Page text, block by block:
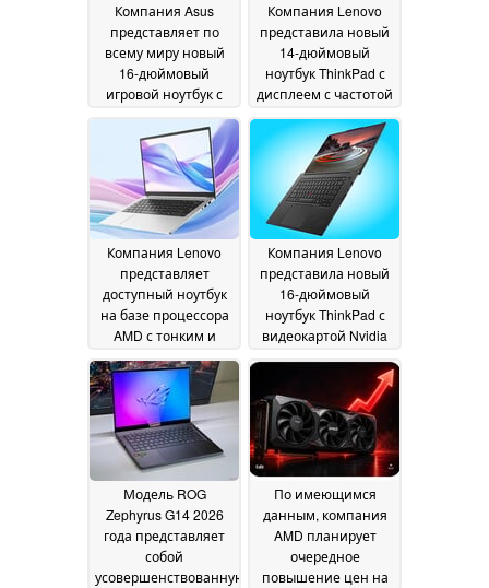
Компания Asus
представляет по
всему миру новый
16-дюймовый
игровой ноутбук с
обновления 165 Гц и
видеокартами
мощностью 85 Вт26
June 2026
Компания Lenovo
представила новый
14-дюймовый
ноутбук ThinkPad с
дисплеем с частотой
двумя слотами для
SSD-накопителей26
June 2026
Компания Lenovo
представляет
доступный ноутбук
на базе процессора
AMD с тонким и
26
June 2026
Компания Lenovo
представила новый
16-дюймовый
ноутбук ThinkPad с
видеокартой Nvidia
объемом 12 ГБ и 64
ГБ оперативной
памяти LPCAMM2
June 2026
Модель ROG
Zephyrus G14 2026
года представляет
собой
усовершенствованную
По имеющимся
данным, компания
AMD планирует
очередное
повышение цен на